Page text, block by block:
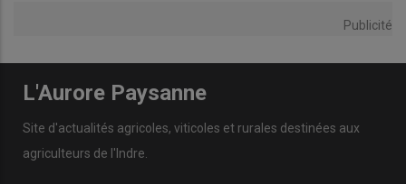
Publicité
L'Aurore Paysanne
Site d'actualités agricoles, viticoles et rurales destinées aux
agriculteurs de l'Indre.